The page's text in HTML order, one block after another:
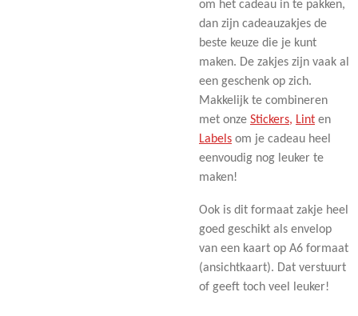
om het cadeau in te pakken,
dan zijn cadeauzakjes de
beste keuze die je kunt
maken. De zakjes zijn vaak al
een geschenk op zich.
Makkelijk te combineren
met onze Stickers, Lint en
Labels om je cadeau heel
eenvoudig nog leuker te
maken!
Ook is dit formaat zakje heel
goed geschikt als envelop
van een kaart op A6 formaat
(ansichtkaart). Dat verstuurt
of geeft toch veel leuker!